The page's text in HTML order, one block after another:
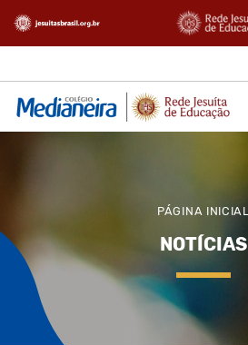
PÁGINA INICIAL
NOTÍCIAS